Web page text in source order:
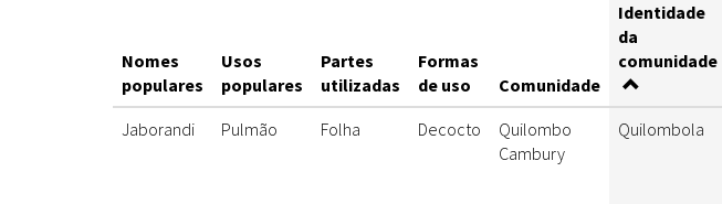
Nomes
populares
Usos
populares
Partes
utilizadas
Formas
de uso
Comunidade
Identidade
da
comunidade
Jaborandi
Pulmão Folha Decocto
Quilombo
Cambury
Quilombola